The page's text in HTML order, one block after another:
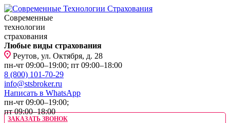
Современные
технологии
страхования
Любые виды страхования
Реутов, ул. Октября, д. 28
пн-чт 09:00–19:00; пт 09:00–18:00
8 (800) 101-70-29
info@stsbroker.ru
Написать в WhatsApp
пн-чт 09:00–19:00;
пт 09:00–18:00
ЗАКАЗАТЬ ЗВОНОК